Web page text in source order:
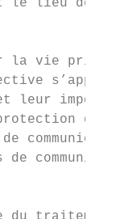
le lieu de
la vie
leur
de